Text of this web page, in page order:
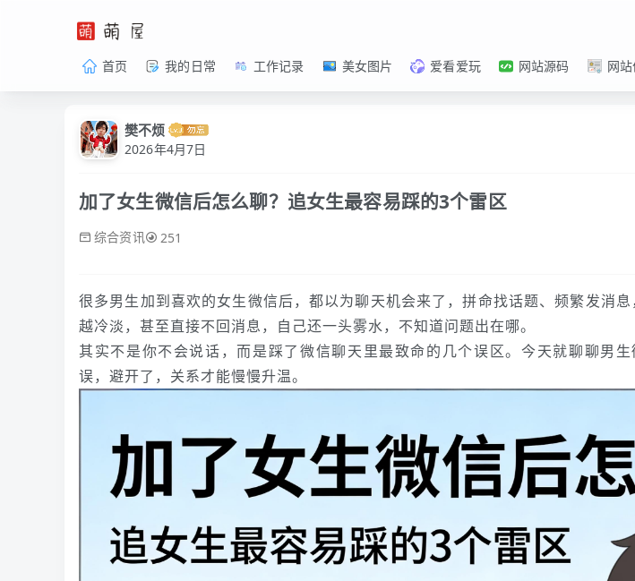
首页 我的日常 工作记录 美女图片 爱看爱玩 网站源码 网
樊不烦
2026年4月7日
加了女生微信后怎么聊？追女生最容易踩的3个雷区
综合资讯 251
很多男生加到喜欢的女生微信后，都以为聊天机会来了，拼命找话题、频繁发消
越冷淡，甚至直接不回消息，自己还一头雾水，不知道问题出在哪。
其实不是你不会说话，而是踩了微信聊天里最致命的几个误区。今天就聊聊男
误，避开了，关系才能慢慢升温。